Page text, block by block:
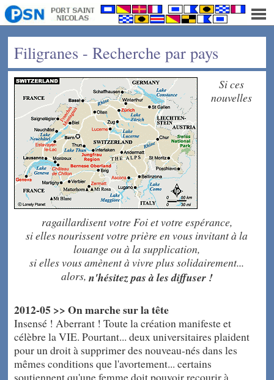
Filigranes - Recherche par pays
Si ces
nouvelles
ragaillardisent votre Foi et votre espérance,
si elles nourissent votre prière en vous invitant à la
louange ou à la supplication,
si elles vous amènent à vivre plus solidairement...
alors, n'hésitez pas à les diffuser !
2012-05 >> On marche sur la tête
Insensé ! Aberrant ! Toute la création manifeste et
célèbre la VIE. Pourtant... deux universitaires plaident
pour un droit à supprimer des nouveau-nés dans les
mêmes conditions que l'avortement... certains